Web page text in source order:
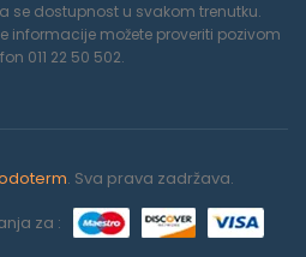
se dostupnost u svakom trenutku.
informacije možete proveriti pozivom
011 22 50 502.
. Sva prava zadržava.
za :